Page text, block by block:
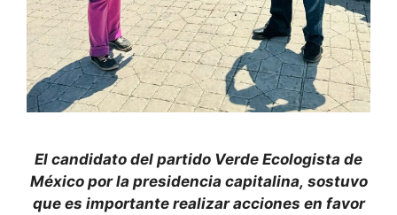
El candidato del partido Verde Ecologista de
México por la presidencia capitalina, sostuvo
que es importante realizar acciones en favor